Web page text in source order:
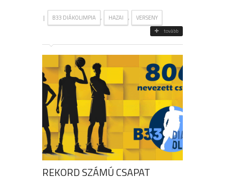
| B33 DIÁKOLIMPIA , HAZAI , VERSENY
tovább
REKORD SZÁMÚ CSAPAT